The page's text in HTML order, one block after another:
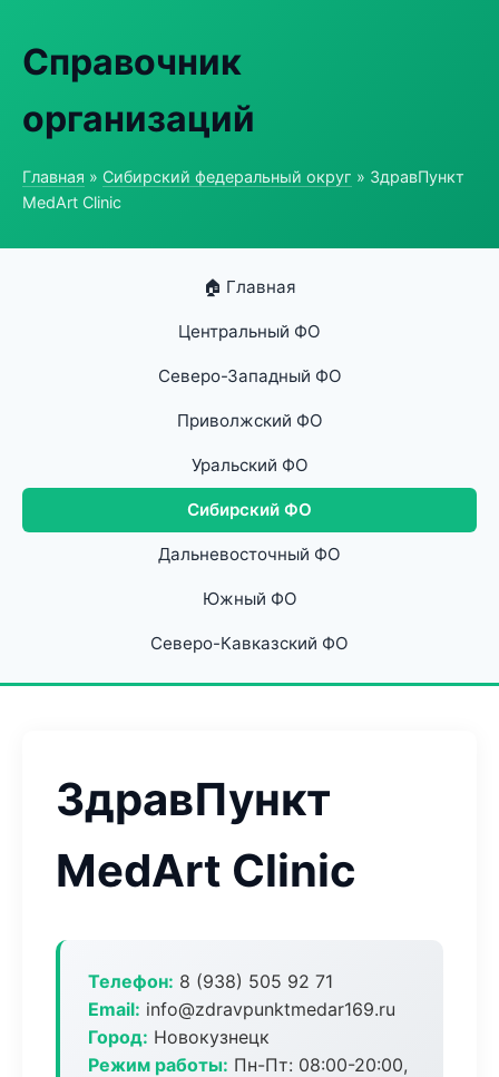
Справочник
организаций
Главная » Сибирский федеральный округ » ЗдравПункт
MedArt Clinic
🏠 Главная
Центральный ФО
Северо-Западный ФО
Приволжский ФО
Уральский ФО
Сибирский ФО
Дальневосточный ФО
Южный ФО
Северо-Кавказский ФО
ЗдравПункт
MedArt Clinic
Телефон: 8 (938) 505 92 71
Email: info@zdravpunktmedar169.ru
Город: Новокузнецк
Режим работы: Пн-Пт: 08:00-20:00,